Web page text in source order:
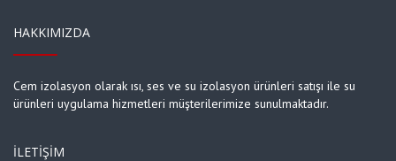
HAKKIMIZDA
Cem izolasyon olarak ısı, ses ve su izolasyon ürünleri satışı ile su
ürünleri uygulama hizmetleri müşterilerimize sunulmaktadır.
İLETIŞIM